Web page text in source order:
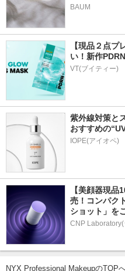
BAUM
【現品２点プ
い！新作
VT(ブイティー)
紫外線対策と
おすすめの
IOPE(アイオペ)
【美顔器現品
売！コンパク
ショット」を
CNP
NYX Professional MakeupのTOP